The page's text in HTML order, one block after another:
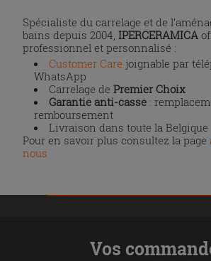
Spécialiste du carrelage et de
bains depuis 2004,IPERCERAMICA
professionnel et personnalisé :
Customer Care joignable par
WhatsApp
Carrelage dePremier Choix
Garantie anti-casse :
remboursement
Livraison dans toute la Belgique
Pour en savoir plus consultez la page
nous
Vos